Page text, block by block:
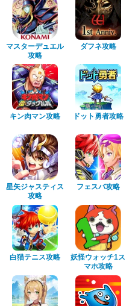
マスターデュエル
攻略
ダフネ攻略
キン肉マン攻略 ドット勇者攻略
星矢ジャスティス
攻略
フェスバ攻略
白猫テニス攻略
妖怪ウォッチ1ス
マホ攻略